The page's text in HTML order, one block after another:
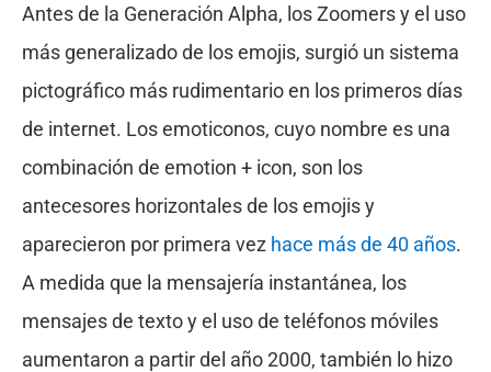
Antes de la Generación Alpha, los Zoomers y el uso
más generalizado de los emojis, surgió un sistema
pictográfico más rudimentario en los primeros días
de internet. Los emoticonos, cuyo nombre es una
combinación de emotion + icon, son los
antecesores horizontales de los emojis y
aparecieron por primera vez hace más de 40 años.
A medida que la mensajería instantánea, los
mensajes de texto y el uso de teléfonos móviles
aumentaron a partir del año 2000, también lo hizo